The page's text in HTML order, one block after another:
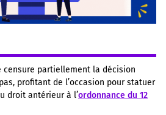
censure partiellement la décision
profitant de l’occasion pour statuer
droit antérieur à l’ordonnance du 12